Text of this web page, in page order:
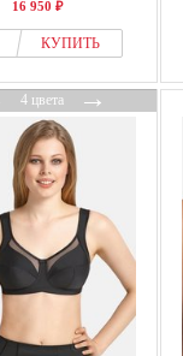
16 950 ₽
КУПИТЬ
4 цвета→